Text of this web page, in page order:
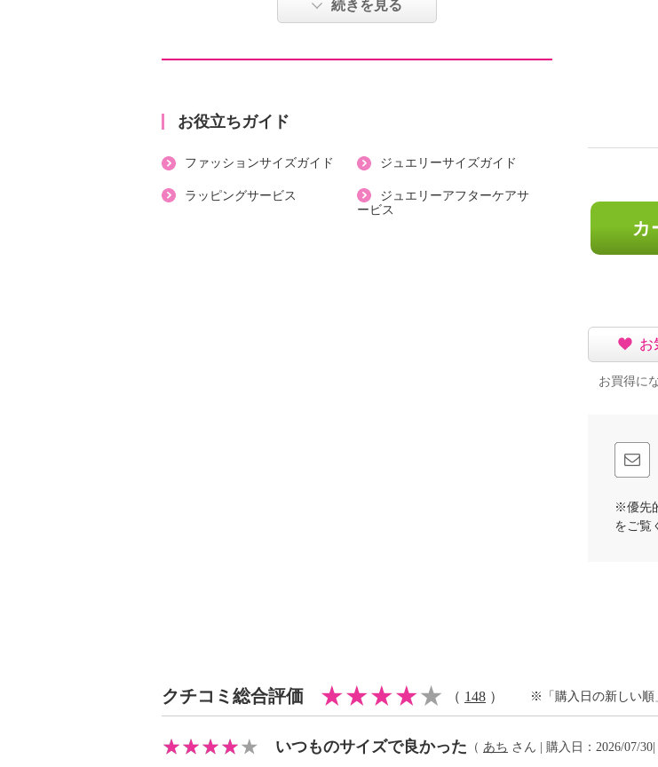
常生活でうれしい機能満載の一本です。
【詳細】
・パンツ丈：八分丈
・裏地：なし
・日本製
続きを見る
お役立ちガイド
ファッションサイズガイド ジュエリーサイズガイド
ラッピングサービス
ジュエリーアフターケアサ
ービス
カ
お
お買得に
※優先
をご覧
クチコミ総合評価 （ 148 ） ※「購入日の新しい順
いつものサイズで良かった （ あち さん | 購入日：2026/07/30|